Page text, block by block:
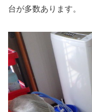
台が多数あります。